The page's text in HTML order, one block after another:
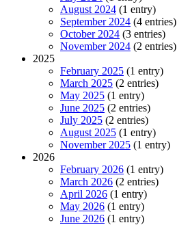
August 2024 (1 entry)
September 2024 (4 entries)
October 2024 (3 entries)
November 2024 (2 entries)
2025
February 2025 (1 entry)
March 2025 (2 entries)
May 2025 (1 entry)
June 2025 (2 entries)
July 2025 (2 entries)
August 2025 (1 entry)
November 2025 (1 entry)
2026
February 2026 (1 entry)
March 2026 (2 entries)
April 2026 (1 entry)
May 2026 (1 entry)
June 2026 (1 entry)